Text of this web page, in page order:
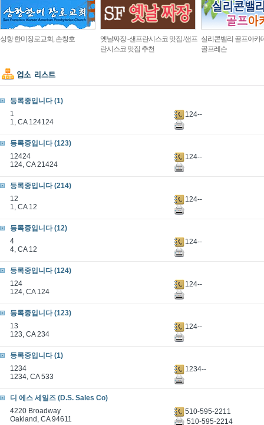
상항 한미장로교회, 손창호
옛날짜장 -샌프란시스코 맛집 /샌프
란시스코 맛집 추천
실리콘밸리 골프아카
골프레슨
등록중입니다 (1)
1
1, CA 124124
124--
등록중입니다 (123)
12424
124, CA 21424
124--
등록중입니다 (214)
12
1, CA 12
124--
등록중입니다 (12)
4
4, CA 12
124--
등록중입니다 (124)
124
124, CA 124
124--
등록중입니다 (123)
13
123, CA 234
124--
등록중입니다 (1)
1234
1234, CA 533
1234--
디 에스 세일즈 (D.S. Sales Co)
4220 Broadway
Oakland, CA 94611
510-595-2211
510-595-2214